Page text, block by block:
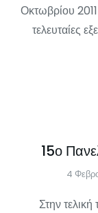
Οκτωβρίου
τελευταίες
15ο
4
Στην